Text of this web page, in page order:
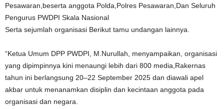
Pesawaran,beserta anggota Polda,Polres Pesawaran,Dan Seluruh
Pengurus PWDPI Skala Nasional
Serta sejumlah organisasi Berikut tamu undangan lainnya.
“Ketua Umum DPP PWDPI, M.Nurullah, menyampaikan, organisasi
yang dipimpinnya kini menaungi lebih dari 800 media,Rakernas
tahun ini berlangsung 20–22 September 2025 dan diawali apel
akbar untuk menanamkan disiplin dan kecintaan anggota pada
organisasi dan negara.